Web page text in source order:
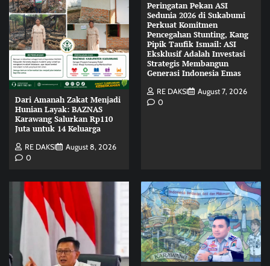
Dari Amanah Zakat Menjadi
Hunian Layak: BAZNAS
Karawang Salurkan Rp110
Juta untuk 14 Keluarga
RE DAKSI
August 8, 2026
0
Peringatan Pekan ASI
Sedunia 2026 di Sukabumi
Perkuat Komitmen
Pencegahan Stunting, Kang
Pipik Taufik Ismail: ASI
Eksklusif Adalah Investasi
Strategis Membangun
Generasi Indonesia Emas
RE DAKSI
August 7, 2026
0